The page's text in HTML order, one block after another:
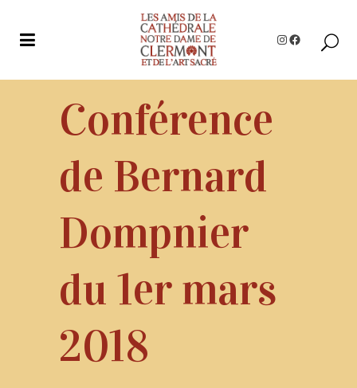
Instagram
Facebook
Conférence
de Bernard
Dompnier
du 1er mars
2018